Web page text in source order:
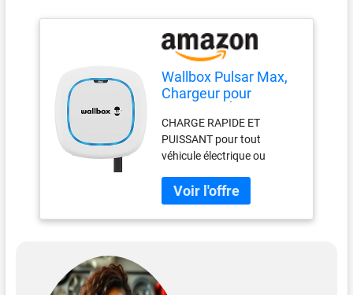
Wallbox Pulsar Max,
Chargeur pour
(11 KW, Type 2, Wi-FI,
Bluetooth, OCPP,
Intérieur/Extérieur,
5m, Installation
Facile), Compatible
avec Alexa Et Google
Home, Blanc
CHARGE RAPIDE ET
PUISSANT pour tout
véhicule électrique ou
rapide qu'une prise
standard. ÉCONOMISEZ DE
L'ARGENT ET DE L'ÉNERGIE
est la plus propre et la